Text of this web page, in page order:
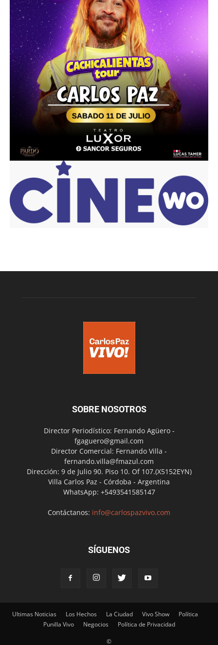
SOBRE NOSOTROS
Director Periodístico: Fernando Agüero -
fgaguero@gmail.com
Director Comercial: Fernando Villa -
fernando.villa@fmazul.com
Dirección: 9 de Julio 90. Piso 10. Of 107.(X5152EYN)
Villa Carlos Paz - Córdoba - Argentina
WhatsApp: +5493541585147
Contáctanos: info@carlospazvivo.com
SÍGUENOS
Ultimas Noticias Los Hechos La Ciudad Vivo Show
Política
Punilla Vivo
Negocios Política de Privacidad
©